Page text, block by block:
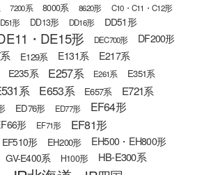
7200系 8000系 8620形
C10・C11・C12形
D51形 DD13形 DD16形 DD51形
・DE15形 DEC700形 DF200形
E129系 E131系 E217系
E235系 E257系 E261系 E351系
系 E653系 E657系 E721系
ED76形 ED77形 EF64形
形 EF71形
EF81形
EF510形 EH200形 EH500・EH800形
GV-E400系 H100形 HB-E300系